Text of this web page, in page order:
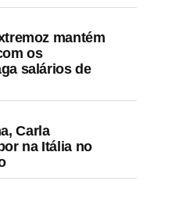
mantém
os
salários de
Carla
na Itália no